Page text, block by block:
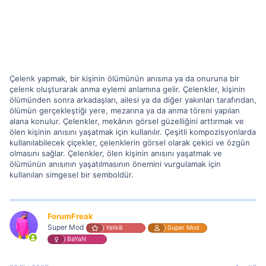
Çelenk yapmak, bir kişinin ölümünün anısına ya da onuruna bir
çelenk oluşturarak anma eylemi anlamına gelir. Çelenkler, kişinin
ölümünden sonra arkadaşları, ailesi ya da diğer yakınları tarafından,
ölümün gerçekleştiği yere, mezarına ya da anma töreni yapılan
alana konulur. Çelenkler, mekânın görsel güzelliğini arttırmak ve
ölen kişinin anısını yaşatmak için kullanılır. Çeşitli kompozisyonlarda
kullanılabilecek çiçekler, çelenklerin görsel olarak çekici ve özgün
olmasını sağlar. Çelenkler, ölen kişinin anısını yaşatmak ve
ölümünün anısının yaşatılmasının önemini vurgulamak için
kullanılan simgesel bir semboldür.
ForumFreak
Super Mod Yetkili
Super Mod
BaYaN